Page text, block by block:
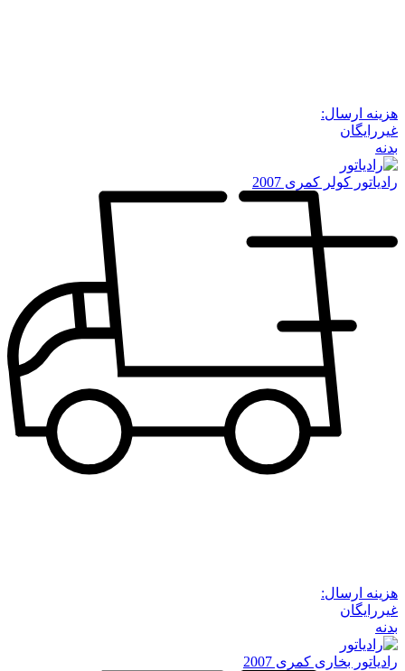
هزینه ارسال:
غیررایگان
بدنه
رادیاتور کولر کمری 2007
هزینه ارسال:
غیررایگان
بدنه
رادیاتور بخاری کمری 2007